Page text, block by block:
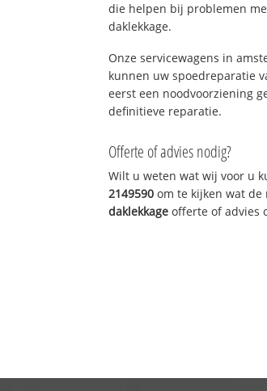
die helpen bij problemen
daklekkage.
Onze servicewagens in
kunnen uw spoedreparatie
eerst een noodvoorziening
definitieve reparatie.
Offerte of advies nodig?
Wilt u weten wat wij voor u
2149590 om te kijken wat de
daklekkage offerte of advies